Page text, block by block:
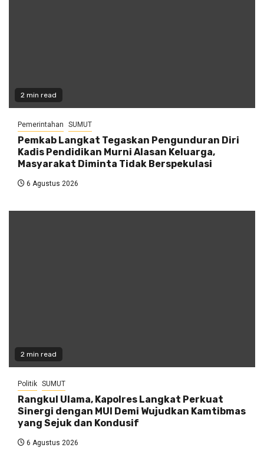
2 min read
Pemerintahan SUMUT
Pemkab Langkat Tegaskan Pengunduran Diri
Kadis Pendidikan Murni Alasan Keluarga,
Masyarakat Diminta Tidak Berspekulasi
6 Agustus 2026
2 min read
Politik SUMUT
Rangkul Ulama, Kapolres Langkat Perkuat
Sinergi dengan MUI Demi Wujudkan Kamtibmas
yang Sejuk dan Kondusif
6 Agustus 2026